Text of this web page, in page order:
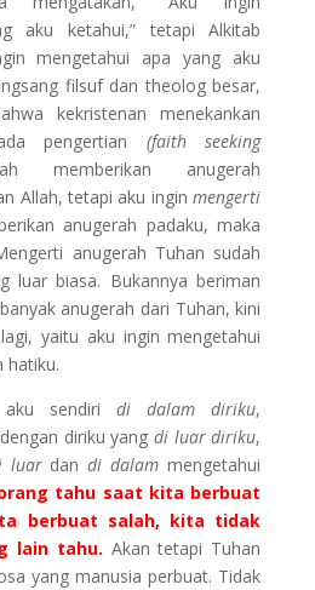
aku ketahui,” tetapi Alkitab
mengetahui apa yang aku
filsuf dan theolog besar,
kekristenan menekankan
pengertian (faith seeking
memberikan anugerah
Allah, tetapi aku inginmengerti
anugerah padaku, maka
anugerah Tuhan sudah
luar biasa. Bukannya beriman
anugerah dari Tuhan, kini
yaitu aku ingin mengetahui
hatiku.
aku sendiridi dalam diriku,
diriku yang di luar diriku,
luar dan di dalam mengetahui
tahu saat kita berbuat
berbuat salah, kita tidak
lain tahu. Akan tetapi Tuhan
yang manusia perbuat. Tidak